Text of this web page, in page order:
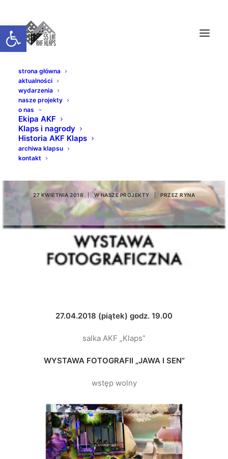
Otwórz pasek narzędzi
strona główna
aktualności
wydarzenia
nasze projekty
o nas
Ekipa AKF
Klaps i nagrody
Historia AKF Klaps
archiwa klapsu
kontakt
JAWA I SEN //
27 KWIETNIA 2018 WNASZE PROJEKTY PRZEZRYNA
27.04.2018 (piątek) godz. 19.00
salka AKF „Klaps”
WYSTAWA FOTOGRAFII „JAWA I SEN”
wstęp wolny